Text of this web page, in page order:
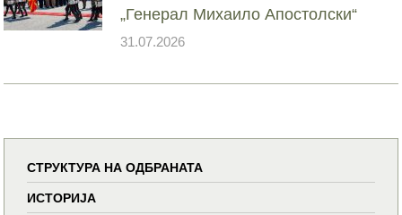
„Генерал Михаило Апостолски“
31.07.2026
СТРУКТУРА НА ОДБРАНАТА
ИСТОРИЈА